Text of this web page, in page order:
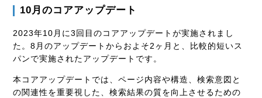
10月のコアアップデート
2023年10月に3回目のコアアップデートが実施されまし
た。8月のアップデートからおよそ2ヶ月と、比較的短いス
パンで実施されたアップデートです。
本コアアップデートでは、ページ内容や構造、検索意図と
の関連性を重要視した、検索結果の質を向上させるための